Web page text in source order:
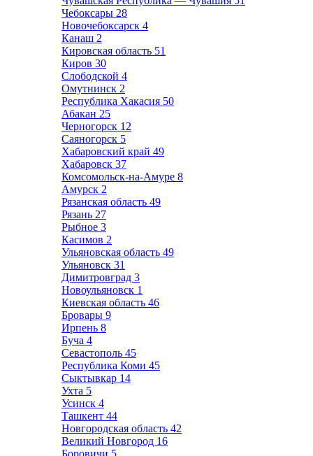
Чебоксары 28
Новочебоксарск 4
Канаш 2
Кировская область 51
Киров 30
Слободской 4
Омутнинск 2
Республика Хакасия 50
Абакан 25
Черногорск 12
Саяногорск 5
Хабаровский край 49
Хабаровск 37
Комсомольск-на-Амуре 8
Амурск 2
Рязанская область 49
Рязань 27
Рыбное 3
Касимов 2
Ульяновская область 49
Ульяновск 31
Димитровград 3
Новоульяновск 1
Киевская область 46
Бровары 9
Ирпень 8
Буча 4
Севастополь 45
Республика Коми 45
Сыктывкар 14
Ухта 5
Усинск 4
Ташкент 44
Новгородская область 42
Великий Новгород 16
Боровичи 5